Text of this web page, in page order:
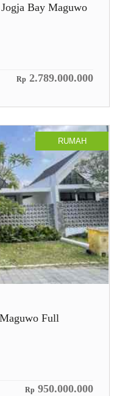
Bay Maguwo
Rp 2.789.000.000
RUMAH
Full
Rp 950.000.000